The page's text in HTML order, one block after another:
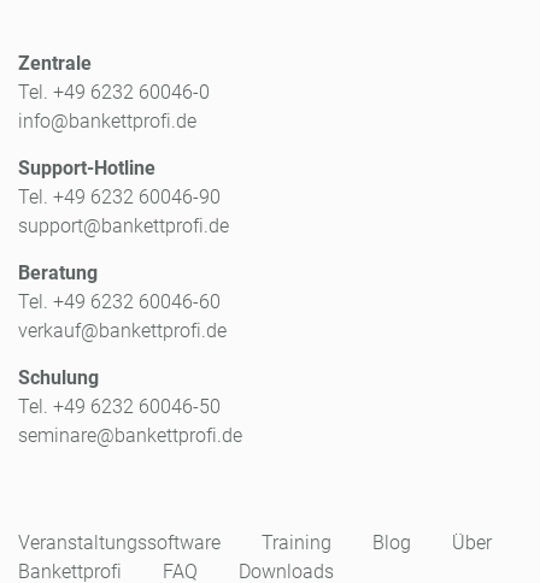
Zentrale
Tel. +49 6232 60046-0
info@bankettprofi.de
Support-Hotline
Tel. +49 6232 60046-90
support@bankettprofi.de
Beratung
Tel. +49 6232 60046-60
verkauf@bankettprofi.de
Schulung
Tel. +49 6232 60046-50
seminare@bankettprofi.de
Veranstaltungssoftware Training Blog
Über
Bankettprofi
FAQ Downloads